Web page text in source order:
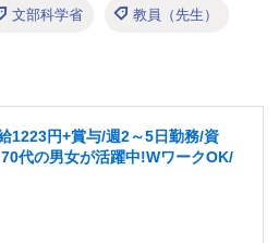
文部科学省 教員（先生）
1223円+賞与/週2～5日勤務/資
代の男女が活躍中!WワークOK/